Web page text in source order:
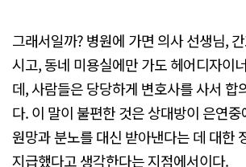
그래서일까? 병원에 가면 의사 선생님,
시고, 동네 미용실에만 가도 헤어디자이
데, 사람들은 당당하게 변호사를 사서 합
다. 이 말이 불편한 것은 상대방이 은연
원망과 분노를 대신 받아낸다는 데 대한
지급했다고 생각한다는 지점에서이다.